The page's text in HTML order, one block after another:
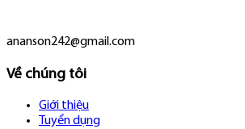
ananson242@gmail.com
Về chúng tôi
Giới thiệu
Tuyển dụng